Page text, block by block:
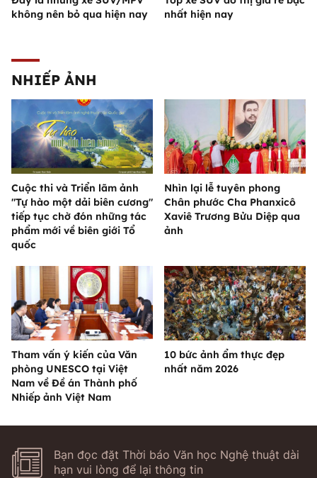
không nên bỏ qua hiện nay
nhất hiện nay
NHIẾP ẢNH
Cuộc thi và Triển lãm ảnh
"Tự hào một dải biên cương"
tiếp tục chờ đón những tác
phẩm mới về biên giới Tổ
quốc
Nhìn lại lễ tuyên phong
Chân phước Cha Phanxicô
Xaviê Trương Bửu Diệp qua
ảnh
Tham vấn ý kiến của Văn
phòng UNESCO tại Việt
Nam về Đề án Thành phố
Nhiếp ảnh Việt Nam
10 bức ảnh ẩm thực đẹp
nhất năm 2026
Bạn đọc đặt Thời báo Văn học Nghệ thuật dài
hạn vui lòng để lại thông tin